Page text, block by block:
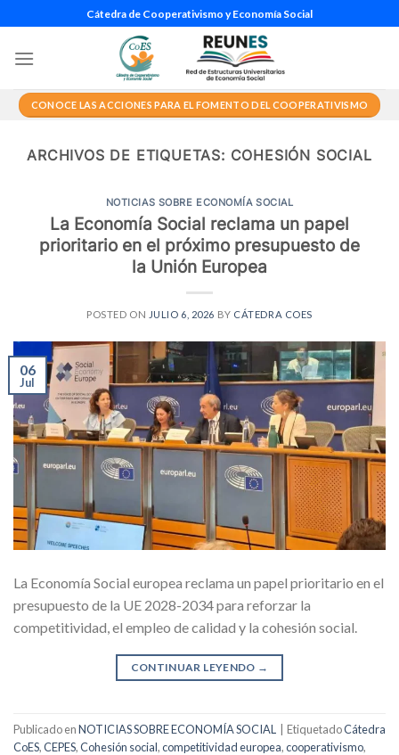
al
contenido
Cátedra de Cooperativismo y Economía Social
CONOCE LAS ACCIONES PARA EL FOMENTO DEL COOPERATIVISMO
ARCHIVOS DE ETIQUETAS: COHESIÓN SOCIAL
NOTICIAS SOBRE ECONOMÍA SOCIAL
La Economía Social reclama un papel
prioritario en el próximo presupuesto de
la Unión Europea
POSTED ON JULIO 6, 2026 BY CÁTEDRA COES
06
Jul
La Economía Social europea reclama un papel prioritario en el
presupuesto de la UE 2028-2034 para reforzar la
competitividad, el empleo de calidad y la cohesión social.
CONTINUAR LEYENDO →
Publicado enNOTICIAS SOBRE ECONOMÍA SOCIAL | EtiquetadoCátedra
CoES,CEPES,Cohesión social,competitividad europea,cooperativismo,